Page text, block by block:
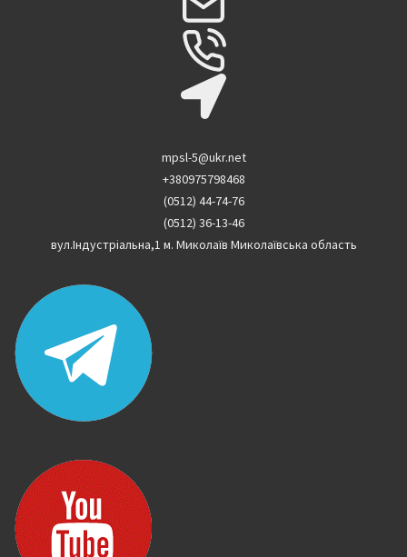
mpsl-5@ukr.net
+380975798468
(0512) 44-74-76
(0512) 36-13-46
вул.Індустріальна,1 м. Миколаїв Миколаївська область